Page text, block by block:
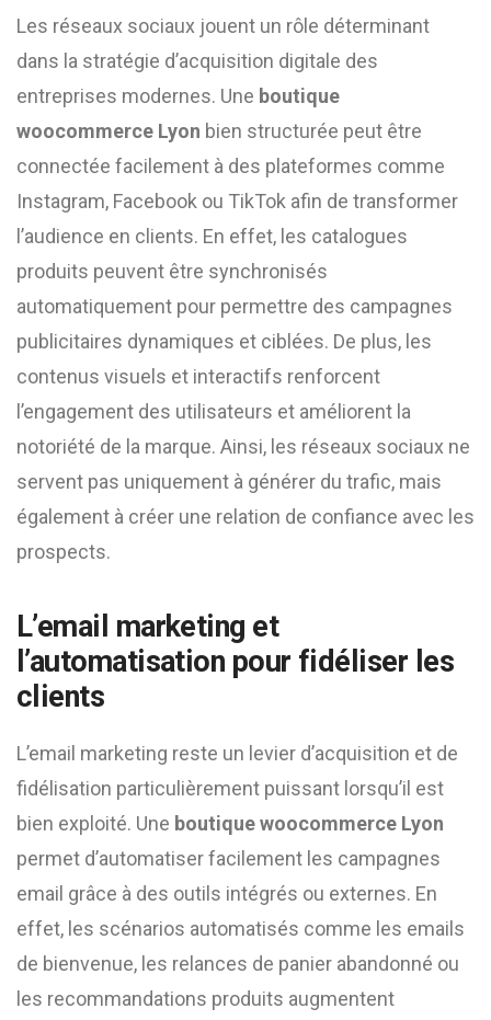
Les réseaux sociaux jouent un rôle déterminant
dans la stratégie d’acquisition digitale des
entreprises modernes. Une boutique
woocommerce Lyon bien structurée peut être
connectée facilement à des plateformes comme
Instagram, Facebook ou TikTok afin de transformer
l’audience en clients. En effet, les catalogues
produits peuvent être synchronisés
automatiquement pour permettre des campagnes
publicitaires dynamiques et ciblées. De plus, les
contenus visuels et interactifs renforcent
l’engagement des utilisateurs et améliorent la
notoriété de la marque. Ainsi, les réseaux sociaux ne
servent pas uniquement à générer du trafic, mais
également à créer une relation de confiance avec les
prospects.
L’email marketing et
l’automatisation pour fidéliser les
clients
L’email marketing reste un levier d’acquisition et de
fidélisation particulièrement puissant lorsqu’il est
bien exploité. Une boutique woocommerce Lyon
permet d’automatiser facilement les campagnes
email grâce à des outils intégrés ou externes. En
effet, les scénarios automatisés comme les emails
de bienvenue, les relances de panier abandonné ou
les recommandations produits augmentent